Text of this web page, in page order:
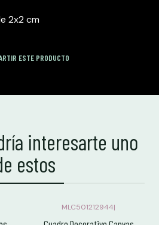
2x2 cm
ESTE PRODUCTO
interesarte uno
estos
MLC501212944|